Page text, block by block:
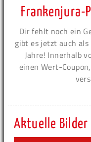
Frankenjura-
Dir fehlt noch ein
gibt es jetzt auch
Jahre! Innerhalb
einen Wert-
Aktuelle Bilder